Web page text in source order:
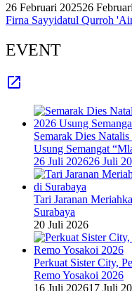
26 Februari 202526
Firna Sayyidatul Qurroh
EVENT
Semarak Dies
Usung Semangat
26 Juli 202626 Juli
Tari Jaranan
Surabaya
20 Juli 2026
Perkuat Sister City,
Remo Yosakoi 2026
16 Juli 202617 Juli